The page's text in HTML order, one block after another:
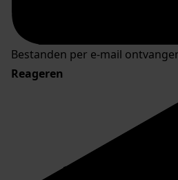
Bestanden per e-mail
Reageren